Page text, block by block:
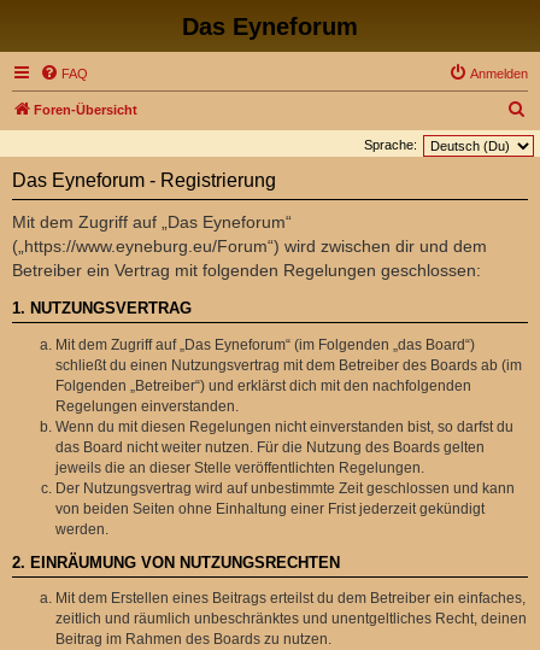
Das Eyneforum
FAQ Anmelden
Foren-Übersicht
u
Sprache:
Das Eyneforum - Registrierung
Mit dem Zugriff auf „Das Eyneforum“
(„https://www.eyneburg.eu/Forum“) wird zwischen dir und dem
Betreiber ein Vertrag mit folgenden Regelungen geschlossen:
1. NUTZUNGSVERTRAG
Mit dem Zugriff auf „Das Eyneforum“ (im Folgenden „das Board“)
schließt du einen Nutzungsvertrag mit dem Betreiber des Boards ab (im
Folgenden „Betreiber“) und erklärst dich mit den nachfolgenden
Regelungen einverstanden.
Wenn du mit diesen Regelungen nicht einverstanden bist, so darfst du
das Board nicht weiter nutzen. Für die Nutzung des Boards gelten
jeweils die an dieser Stelle veröffentlichten Regelungen.
Der Nutzungsvertrag wird auf unbestimmte Zeit geschlossen und kann
von beiden Seiten ohne Einhaltung einer Frist jederzeit gekündigt
werden.
2. EINRÄUMUNG VON NUTZUNGSRECHTEN
Mit dem Erstellen eines Beitrags erteilst du dem Betreiber ein einfaches,
zeitlich und räumlich unbeschränktes und unentgeltliches Recht, deinen
Beitrag im Rahmen des Boards zu nutzen.